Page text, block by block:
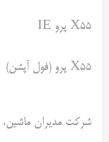
X55 پرو IE
X55 پرو (فول آپشن)
شرکت مدیران ماشین،